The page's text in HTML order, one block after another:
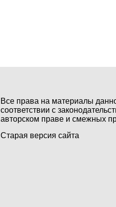
Все права на материалы
соответствии с
авторском праве и смежных
Старая версия сайта